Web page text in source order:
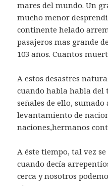
mares del mundo. Un
mucho menor
continente helado
pasajeros mas grande
103 años. Cuantos
A estos desastres
cuando habla habla del
señales de ello,
levantamiento de
naciones,hermanos
A éste tiempo, tal vez
cuando decía
cerca y nosotros